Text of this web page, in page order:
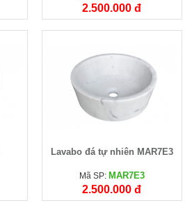
2.500.000 đ
Lavabo đá tự nhiên MAR7E3
Mã SP: MAR7E3
2.500.000 đ